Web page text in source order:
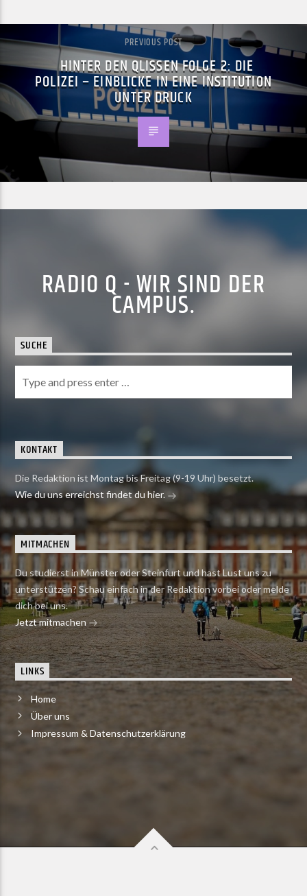
PREVIOUS POST
HINTER DEN QLISSEN FOLGE 2: DIE
POLIZEI – EINBLICKE IN EINE INSTITUTION
UNTER DRUCK
RADIO Q - WIR SIND DER
CAMPUS.
SUCHE
KONTAKT
Die Redaktion ist Montag bis Freitag (9-19 Uhr) besetzt.
Wie du uns erreichst findet du hier.
MITMACHEN
Du studierst in Münster oder Steinfurt und hast Lust uns zu
unterstützen? Schau einfach in der Redaktion vorbei oder melde
dich bei uns.
Jetzt mitmachen
LINKS
Home
Über uns
Impressum & Datenschutzerklärung